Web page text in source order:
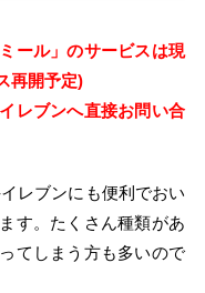
ール」のサービスは現
再開予定)
レブンへ直接お問い合
レブンにも便利でおい
す。たくさん種類があ
てしまう方も多いので